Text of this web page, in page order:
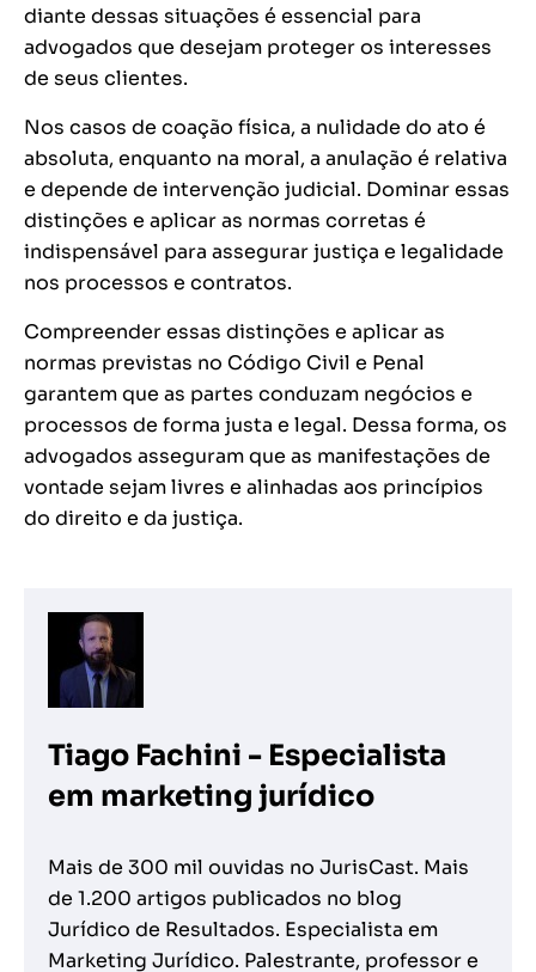
diante dessas situações é essencial para
advogados que desejam proteger os interesses
de seus clientes.
Nos casos de coação física, a nulidade do ato é
absoluta, enquanto na moral, a anulação é relativa
e depende de intervenção judicial. Dominar essas
distinções e aplicar as normas corretas é
indispensável para assegurar justiça e legalidade
nos processos e contratos.
Compreender essas distinções e aplicar as
normas previstas no Código Civil e Penal
garantem que as partes conduzam negócios e
processos de forma justa e legal. Dessa forma, os
advogados asseguram que as manifestações de
vontade sejam livres e alinhadas aos princípios
do direito e da justiça.
Tiago Fachini - Especialista
em marketing jurídico
Mais de 300 mil ouvidas no JurisCast. Mais
de 1.200 artigos publicados no blog
Jurídico de Resultados. Especialista em
Marketing Jurídico. Palestrante, professor e